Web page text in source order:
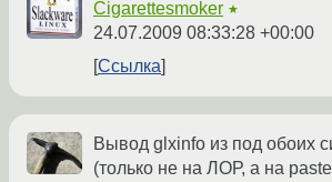
Cigarettesmoker ★
24.07.2009 08:33:28 +00:00
Ссылка
Вывод glxinfo из под обоих
(только не на ЛОР, а на